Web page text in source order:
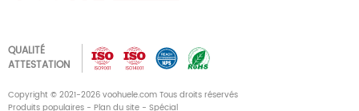
QUALITÉ
ATTESTATION
Copyright © 2021-2026 voohuele.com Tous droits réservés
Produits populaires - Plan du site - Spécial